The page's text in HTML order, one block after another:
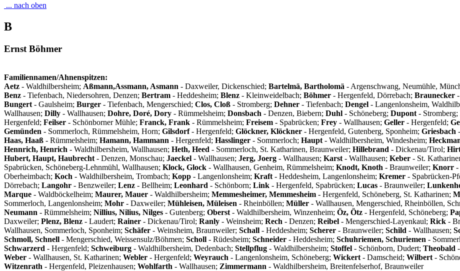
... nach oben
B
Ernst Böhmer
Familiennamen/Ahnenspitzen:
Aetz - Waldhilbersheim; Aßmann,Assmann, Asmann - Daxweiler, Dickenschied; Bartelmä, Bartholomä - Argenschwang, Neumühle,
Benz - Tiefenbach, Niedersohren, Denzen; Bertram - Heddesheim; Blenz - Kleinweidelbach; Böhmer - Hergenfeld, Dörrebach; Braunecker
Bungert - Gaulsheim; Burger - Tiefenbach, Mengerschied; Clos, Cloß - Stromberg; Dehner - Tiefenbach; Dengel - Langenlonsheim,
Wallhausen; Dilly - Wallhausen; Dohre, Doré, Dory - Rümmelsheim; Donsbach - Denzen, Biebern; Duhl - Schöneberg; Dupont - Stromberg;
Hergenfeld; Feilser - Schönborner Mühle; Franck, Frank - Rümmelsheim; Freisem - Spabrücken; Frey - Wallhausen; Geller - Hergenfeld;
Gemünden - Sommerloch, Rümmelsheim, Horn; Gilsdorf- Hergenfeld; Glöckner, Klöckner - Hergenfeld, Gutenberg, Sponheim; Griesbach
Haas, Haaß - Rümmelsheim; Hamann, Hammann - Hergenfeld; Hasslinger - Sommerloch; Haupt - Waldhilbersheim, Windesheim;
Hennrich, Henrich - Waldhilbersheim, Wallhausen; Heth, Heed - Sommerloch, St. Katharinen, Braunweiler; Hillebrand - Dickenau/Tirol;
Hubert, Haupt, Haubrecht - Denzen, Monschau; Jaeckel - Wallhausen; Jerg, Joerg - Wallhausen; Karst - Wallhausen; Keber - St.
Spabrücken, Schöneberg-Lehnmühl, Wallhausen; Klock, Glock - Wallhausen, Genheim, Rümmelsheim; Knodt, Knoth - Braunweiler; Knorr -
Oberheimbach; Koch - Waldhilbersheim, Trombach; Kopp - Langenlonsheim; Kraft - Heddesheim, Langenlonsheim; Kremer - Spabrücken-
Dörrebach; Langohr - Benzweiler; Lenz - Bellheim; Leonhard - Schönborn; Link - Hergenfeld, Spabrücken; Lucas - Braunweiler;
Marque - Waldböckelheim; Maurer, Mauer - Waldhilbersheim; Memmesheimer, Memmesheim - Hergenfeld, Schöneberg, St. Katharinen;
Sommerloch, Langenlonsheim; Mohr - Daxweiler; Mühleisen, Müleisen - Rheinböllen; Müller - Wallhausen, Mengerschied, Rheinböllen,
Neumann - Rümmelsheim; Nillius, Nilius, Nilges - Gutenberg; Oberst - Waldhilbersheim, Winzenheim; Öz, Ötz - Hergenfeld, Schöneberg;
Daxweiler; Plenz, Blenz - Laudert; Rainer - Dickenau/Tirol; Ranly - Weinsheim; Rech - Denzen; Reibel - Mengerschied-Layenkaul; Rick -
Wallhausen, Sommerloch, Sponheim; Schäfer - Weinsheim, Braunweiler; Schall - Heddesheim; Scherer - Braunweiler; Schild - Wallhausen;
Schmoll, Schnell - Mengerschied, Weissensulz/Böhmen; Scholl - Rüdesheim; Schneider - Heddesheim; Schuhriemen, Schuriemen -
Schwarzerd - Hergenfeld; Schweiburg - Waldhilbersheim, Dedenbach; Stellpflug - Waldhilbersheim; Stoffel - Schönborn, Dudert; Theobald
Weber - Wallhausen, St. Katharinen; Webler - Hergenfeld; Weyrauch - Langenlonsheim, Schöneberg; Wickert - Damscheid; Wilbert -
Witzenrath - Hergenfeld, Pleizenhausen; Wohlfarth - Wallhausen; Zimmermann - Waldhilbersheim, Breitenfelserhof, Braunweiler